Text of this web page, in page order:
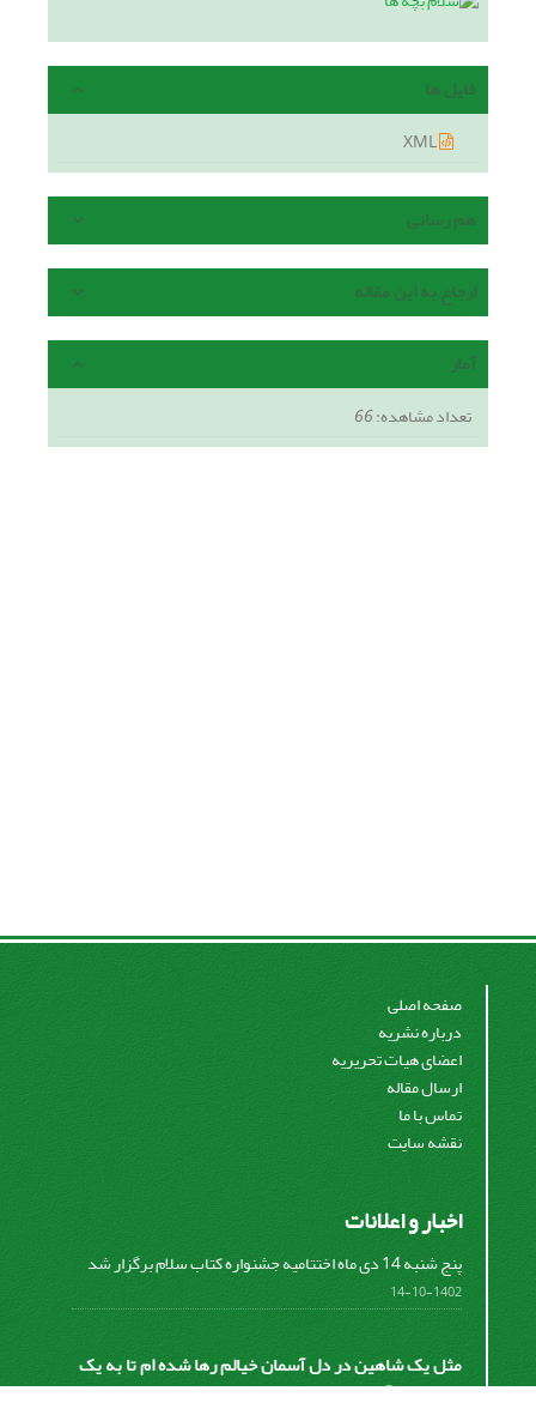
فایل ها
هم رسانی
ارجاع به این مقاله
آمار
تعداد مشاهده:66
صفحه اصلی
درباره نشریه
اعضای هیات تحریریه
ارسال مقاله
تماس با ما
نقشه سایت
اخبار و اعلانات
پنج شنبه 14 دی ماه اختتامیه جشنواره کتاب سلام برگزار شد
1402-10-14
مثل یک شاهین در دل آسمان خیالم رها شده ام تا به یک
نقطه ای از آسمان دست پیدا کنم تا نقطه شروع من برای